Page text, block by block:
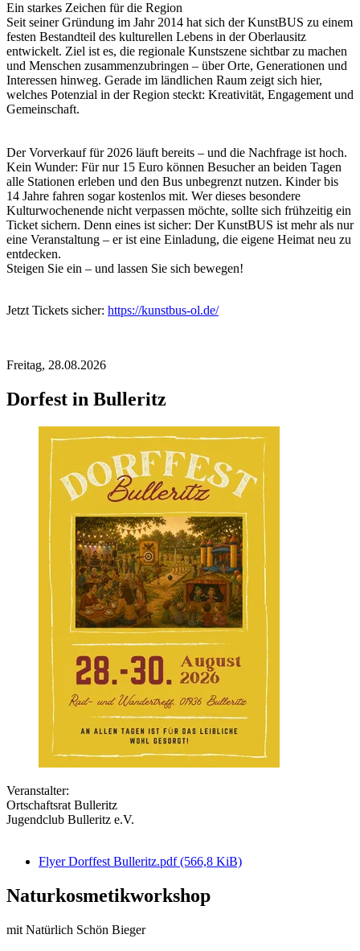
Ein starkes Zeichen für die Region
Seit seiner Gründung im Jahr 2014 hat sich der KunstBUS zu einem
festen Bestandteil des kulturellen Lebens in der Oberlausitz
entwickelt. Ziel ist es, die regionale Kunstszene sichtbar zu machen
und Menschen zusammenzubringen – über Orte, Generationen und
Interessen hinweg. Gerade im ländlichen Raum zeigt sich hier,
welches Potenzial in der Region steckt: Kreativität, Engagement und
Gemeinschaft.
Der Vorverkauf für 2026 läuft bereits – und die Nachfrage ist hoch.
Kein Wunder: Für nur 15 Euro können Besucher an beiden Tagen
alle Stationen erleben und den Bus unbegrenzt nutzen. Kinder bis
14 Jahre fahren sogar kostenlos mit. Wer dieses besondere
Kulturwochenende nicht verpassen möchte, sollte sich frühzeitig ein
Ticket sichern. Denn eines ist sicher: Der KunstBUS ist mehr als nur
eine Veranstaltung – er ist eine Einladung, die eigene Heimat neu zu
entdecken.
Steigen Sie ein – und lassen Sie sich bewegen!
Jetzt Tickets sicher: https://kunstbus-ol.de/
Freitag, 28.08.2026
Dorfest in Bulleritz
Veranstalter:
Ortschaftsrat Bulleritz
Jugendclub Bulleritz e.V.
Flyer Dorffest Bulleritz.pdf(566,8 KiB)
Naturkosmetikworkshop
mit Natürlich Schön Bieger